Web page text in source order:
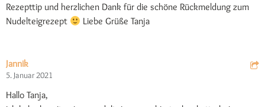
Rezepttip und herzlichen Dank für die schöne Rückmeldung zum
Nudelteigrezept
Liebe Grüße Tanja
Jannik
5. Januar 2021
Hallo Tanja,